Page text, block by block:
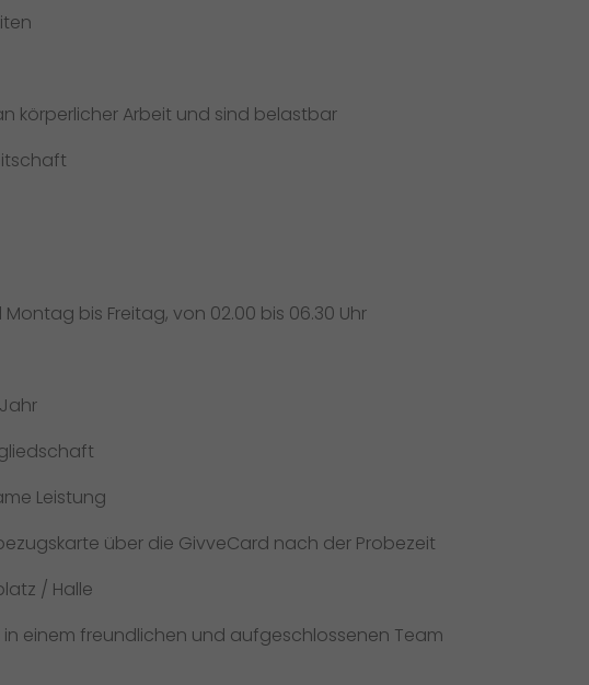
körperlicher Arbeit und sind belastbar
bis Freitag, von 02.00 bis 06.30 Uhr
Leistung
über die GivveCard nach der Probezeit
/ Halle
einem freundlichen und aufgeschlossenen Team